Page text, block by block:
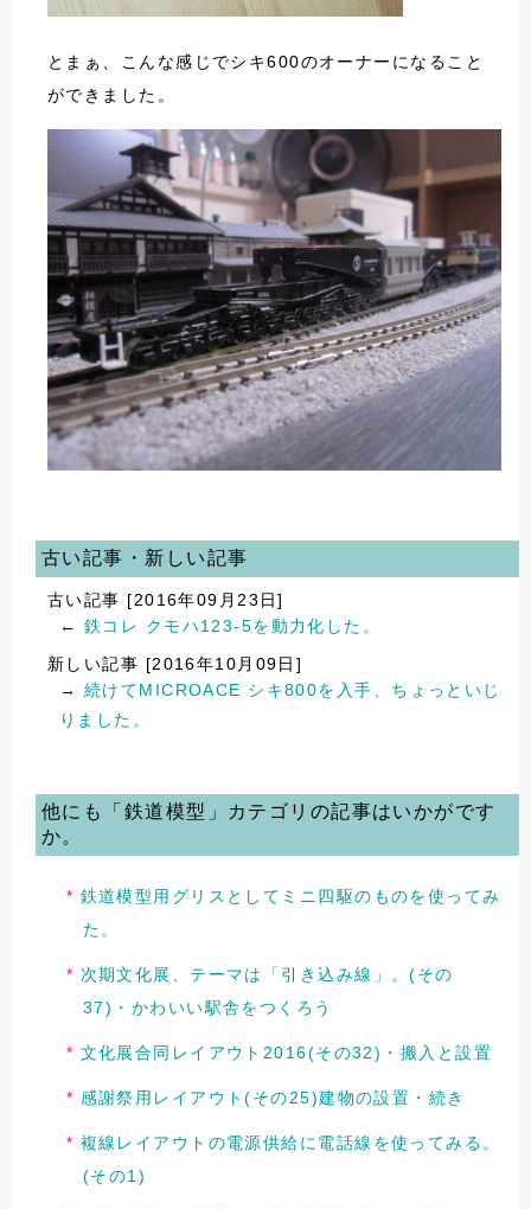
とまぁ、こんな感じでシキ600のオーナーになること
ができました。
古い記事・新しい記事
古い記事 [2016年09月23日]
← 鉄コレ クモハ123-5を動力化した。
新しい記事 [2016年10月09日]
→ 続けてMICROACE シキ800を入手、ちょっといじ
りました。
他にも「鉄道模型」カテゴリの記事はいかがです
か。
鉄道模型用グリスとしてミニ四駆のものを使ってみ
た。
次期文化展、テーマは「引き込み線」。(その
37)・かわいい駅舎をつくろう
文化展合同レイアウト2016(その32)・搬入と設置
感謝祭用レイアウト(その25)建物の設置・続き
複線レイアウトの電源供給に電話線を使ってみる。
(その1)